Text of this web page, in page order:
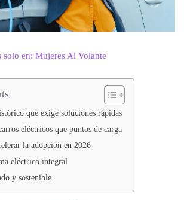
solo en: Mujeres Al Volante
que exige soluciones rápidas
eléctricos que puntos de carga
la adopción en 2026
eléctrico integral
y sostenible